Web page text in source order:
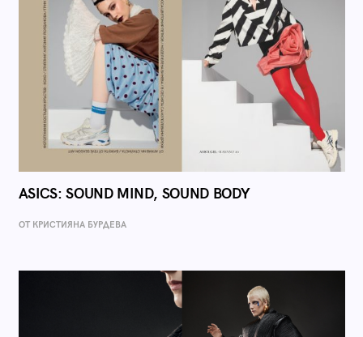
ASICS: SOUND MIND, SOUND BODY
ОТ КРИСТИЯНА БУРДЕВА